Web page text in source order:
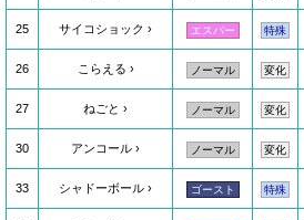
25 サイコショック エスパー 特殊
26 こらえる ノーマル 変化
27 ねごと ノーマル 変化
30 アンコール ノーマル 変化
33 シャドーボール ゴースト 特殊